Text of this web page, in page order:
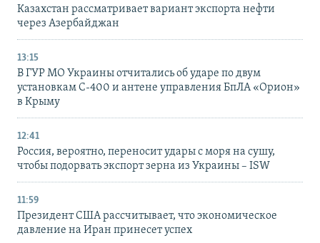
Казахстан рассматривает вариант экспорта нефти
через Азербайджан
13:15
В ГУР МО Украины отчитались об ударе по двум
установкам С-400 и антене управления БпЛА «Орион»
в Крыму
12:41
Россия, вероятно, переносит удары с моря на сушу,
чтобы подорвать экспорт зерна из Украины – ISW
11:59
Президент США рассчитывает, что экономическое
давление на Иран принесет успех